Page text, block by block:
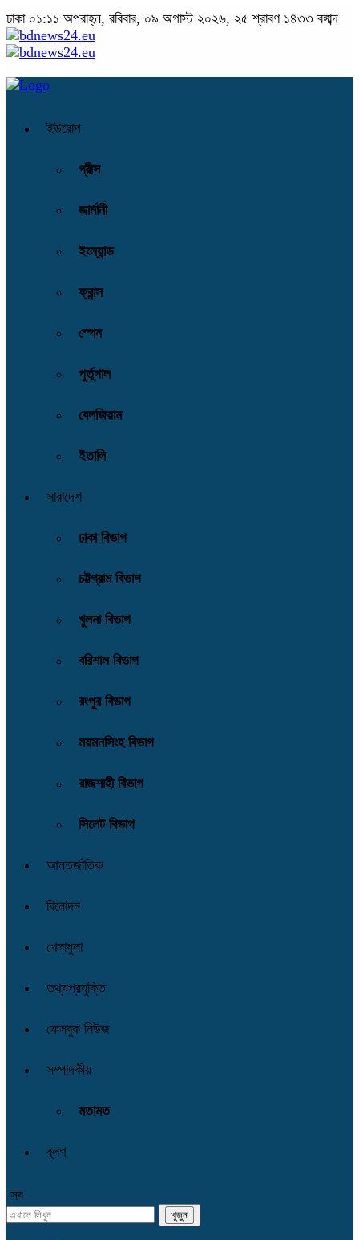
ঢাকা ০১:১১ অপরাহ্ন, রবিবার, ০৯ অগাস্ট ২০২৬, ২৫ শ্রাবণ ১৪৩৩ বঙ্গাব্দ
ইউরোপ
গ্রীস
জার্মানী
ইংল্যান্ড
ফ্রান্স
স্পেন
পুর্তুগাল
বেলজিয়াম
ইতালি
সারাদেশ
ঢাকা বিভাগ
চট্টগ্রাম বিভাগ
খুলনা বিভাগ
বরিশাল বিভাগ
রংপুর বিভাগ
ময়মনসিংহ বিভাগ
রাজশাহী বিভাগ
সিলেট বিভাগ
আন্তর্জাতিক
বিনোদন
খেলাধুলা
তথ্যপ্রযুক্তি
ফেসবুক নিউজ
সম্পাদকীয়
মতামত
ব্লগ
সব